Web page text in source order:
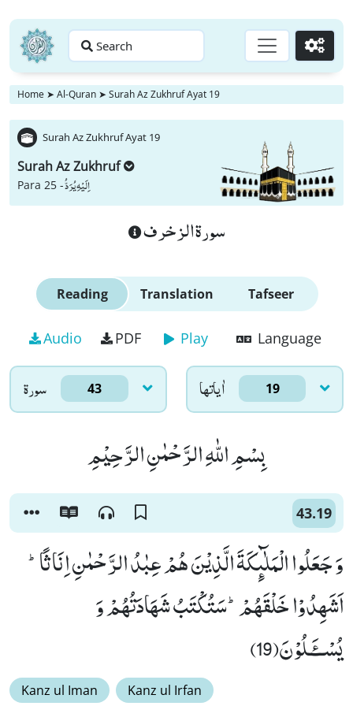
Search Go
Home ➤ Al-Quran ➤ Surah Az Zukhruf Ayat 19
Surah Az Zukhruf Ayat 19
Surah Az Zukhruf
Para 25 -اِلَیْهِ یُرَدُّ
سورة الزخرف
Reading Translation Tafseer
Audio PDF Play Language
سورۃ 43 اٰياتها 19
بِسْمِ اللّٰهِ الرَّحْمٰنِ الرَّحِیْمِ
43.19
وَ جَعَلُوا الْمَلٰٓىٕكَةَ الَّذِیْنَ هُمْ عِبٰدُ الرَّحْمٰنِ اِنَاثًاؕ-
اَشَهِدُوْا خَلْقَهُمْؕ-سَتُكْتَبُ شَهَادَتُهُمْ وَ
یُسْــٴَـلُوْنَ(19)
Kanz ul Iman Kanz ul Irfan